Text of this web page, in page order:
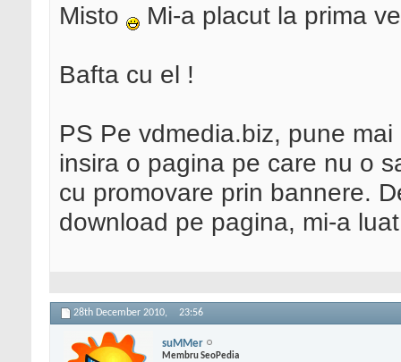
Misto Mi-a placut la prima
Bafta cu el !
PS Pe vdmedia.biz, pune
insira o pagina pe care nu o
cu promovare prin bannere.
download pe pagina, mi-a
28th December 2010, 23:56
suMMer
Membru SeoPedia